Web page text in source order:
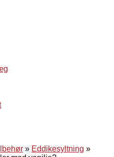
» Eddikesyltning »